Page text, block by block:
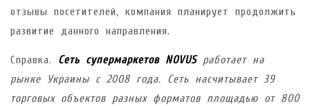
отзывы посетителей, компания планирует продолжить
развитие данного направления.
Справка. Сеть супермаркетов NOVUSработает на
рынке Украины с 2008 года. Сеть насчитывает 39
торговых объектов разных форматов площадью от 800